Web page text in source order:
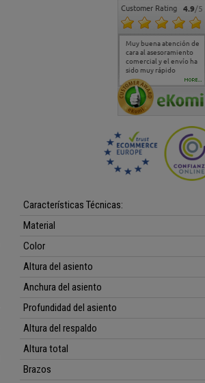
Customer Rating 4.9/5
Muy buena atención de
cara al asesoramiento
comercial y el envío ha
sido muy rápido
MORE...
Características Técnicas:
Material
Color
Altura del asiento
Anchura del asiento
Profundidad del asiento
Altura del respaldo
Altura total
Brazos